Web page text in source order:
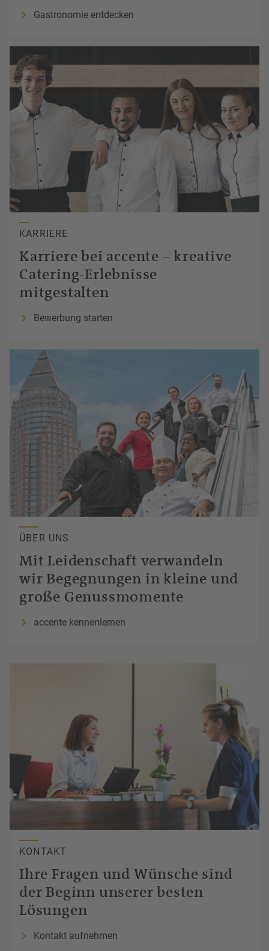
Gastronomie entdecken
KARRIERE
Karrierebei accente – kreative
Catering-Erlebnisse
mitgestalten
Bewerbung starten
ÜBER UNS
Mit Leidenschaft verwandeln
wir Begegnungen in kleine und
große Genussmomente
accente kennenlernen
KONTAKT
Ihre Fragen und Wünsche sind
der Beginn unserer besten
Lösungen
Kontakt aufnehmen